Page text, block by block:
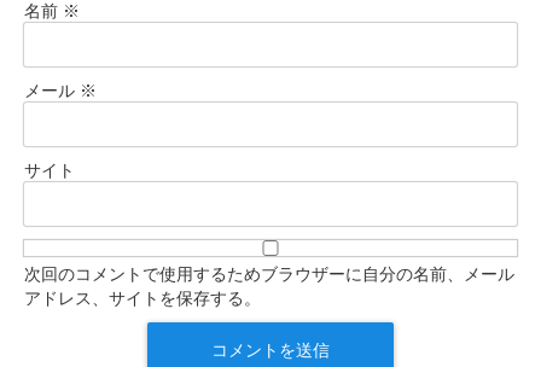
名前 ※
メール ※
サイト
次回のコメントで使用するためブラウザーに自分の名前、メール
アドレス、サイトを保存する。